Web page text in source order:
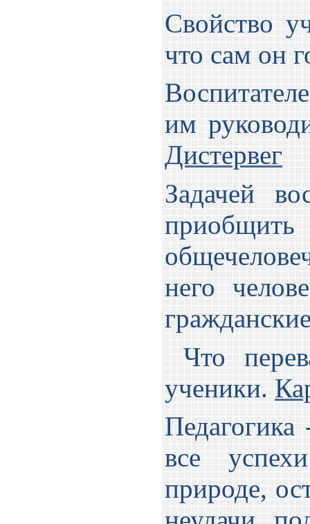
Свойство
что сам он
им
Дистервег
Задачей
него
Что
ученики.
Педагогика
все
природе,